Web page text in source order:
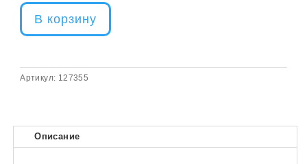
В корзину
Артикул: 127355
Описание